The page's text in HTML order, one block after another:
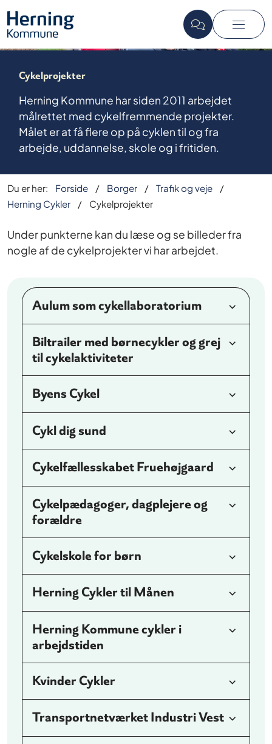
Cykelprojekter
Herning Kommune har siden 2011 arbejdet
målrettet med cykelfremmende projekter.
Målet er at få flere op på cyklen til og fra
arbejde, uddannelse, skole og i fritiden.
Du er her: Forside Borger
Trafik og veje
Herning Cykler
Cykelprojekter
Under punkterne kan du læse og se billeder fra
nogle af de cykelprojekter vi har arbejdet.
Aulum som cykellaboratorium
Biltrailer med børnecykler og grej
til cykelaktiviteter
Byens Cykel
Cykl dig sund
Cykelfællesskabet Fruehøjgaard
Cykelpædagoger, dagplejere og
forældre
Cykelskole for børn
Herning Cykler til Månen
Herning Kommune cykler i
arbejdstiden
Kvinder Cykler
Transportnetværket Industri Vest